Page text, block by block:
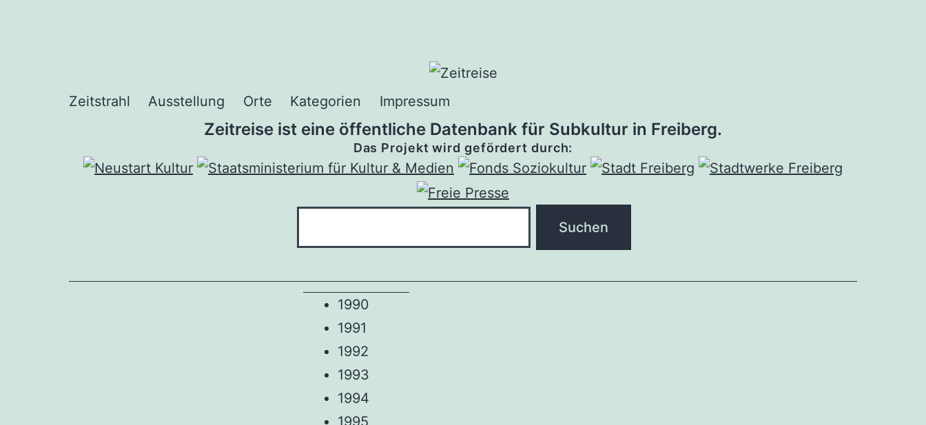
Zeitstrahl Ausstellung Orte Kategorien Impressum
Zeitreise ist eine öffentliche Datenbank für Subkultur in Freiberg.
Das Projekt wird gefördert durch:
1990
1991
1992
1993
1994
1995